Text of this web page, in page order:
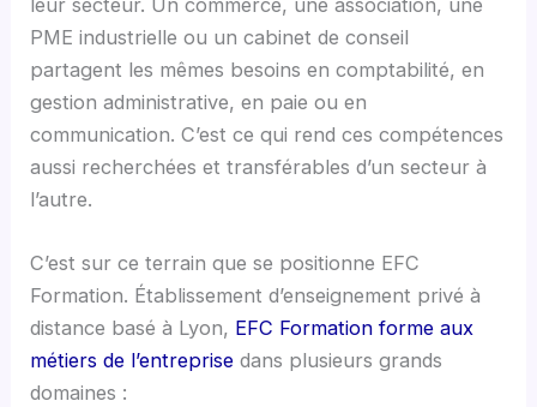
PME industrielle ou un cabinet de conseil
partagent les mêmes besoins en comptabilité, en
gestion administrative, en paie ou en
communication. C’est ce qui rend ces compétences
aussi recherchées et transférables d’un secteur à
l’autre.
C’est sur ce terrain que se positionne EFC
Formation. Établissement d’enseignement privé à
distance basé à Lyon, EFC Formation forme aux
métiers de l’entreprise dans plusieurs grands
domaines :